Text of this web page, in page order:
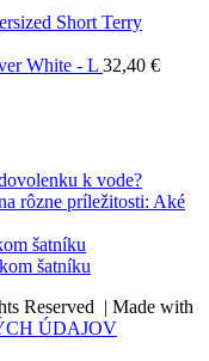
Short Terry
White - L 32,40 €
k vode?
rôzne príležitosti: Aké
šatníku
šatníku
Reserved | Made with
ÚDAJOV